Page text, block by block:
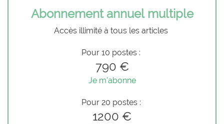
Abonnement annuel multiple
Accès illimité à tous les articles
Pour 10 postes :
790 €
Je m'abonne
Pour 20 postes :
1200 €